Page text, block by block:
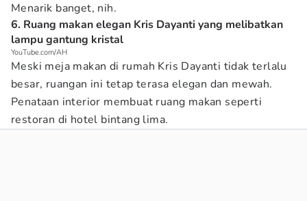
Menarik banget, nih.
6. Ruang makan elegan Kris Dayanti yang melibatkan
lampu gantung kristal
YouTube.com/AH
Meski meja makan di rumah Kris Dayanti tidak terlalu
besar, ruangan ini tetap terasa elegan dan mewah.
Penataan interior membuat ruang makan seperti
restoran di hotel bintang lima.